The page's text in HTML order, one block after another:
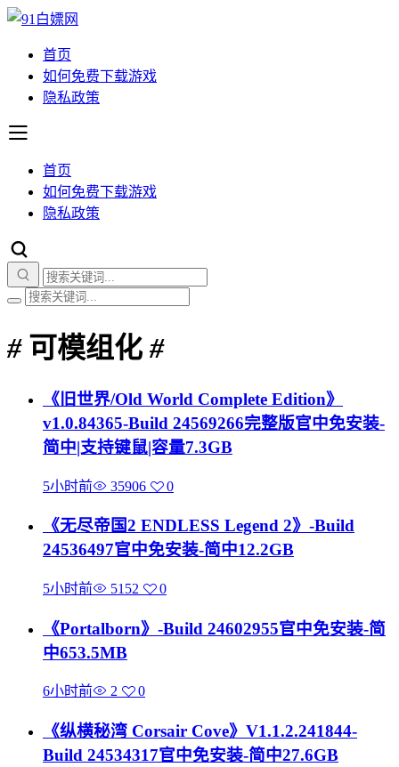
首页
如何免费下载游戏
隐私政策
首页
如何免费下载游戏
隐私政策
#可模组化 #
《旧世界/Old World Complete Edition》
v1.0.84365-Build 24569266完整版官中免安装-
简中|支持键鼠|容量7.3GB
5小时前 35906 0
《无尽帝国2 ENDLESS Legend 2》-Build
24536497官中免安装-简中12.2GB
5小时前 5152 0
《Portalborn》-Build 24602955官中免安装-简
中653.5MB
6小时前 2 0
《纵横秘湾 Corsair Cove》V1.1.2.241844-
Build 24534317官中免安装-简中27.6GB